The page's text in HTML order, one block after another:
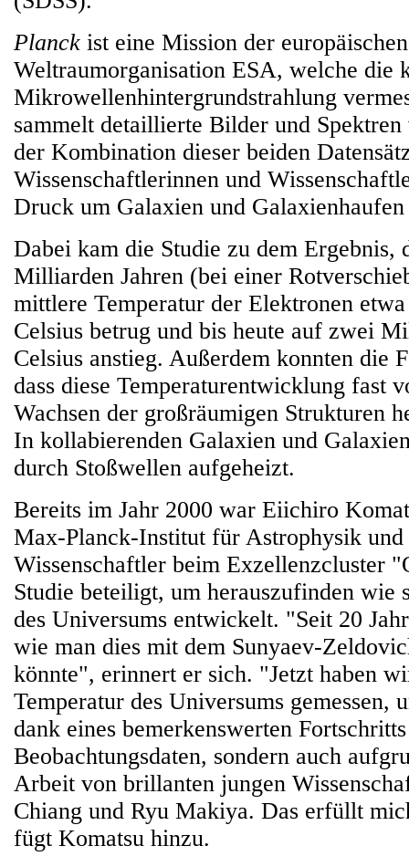
Planck ist eine Mission der europäischen
Weltraumorganisation ESA, welche die
Mikrowellenhintergrundstrahlung
sammelt detaillierte Bilder und
der Kombination dieser beiden
Wissenschaftlerinnen und
Druck um Galaxien und Galaxienhaufen
Dabei kam die Studie zu dem Ergebnis,
Milliarden Jahren (bei einer
mittlere Temperatur der Elektronen
Celsius betrug und bis heute auf zwei
Celsius anstieg. Außerdem konnten die
dass diese Temperaturentwicklung fast
Wachsen der großräumigen Strukturen
In kollabierenden Galaxien und
durch Stoßwellen aufgeheizt.
Bereits im Jahr 2000 war Eiichiro
Max-Planck-Institut für Astrophysik und
Wissenschaftler beim Exzellenzcluster
Studie beteiligt, um herauszufinden wie
des Universums entwickelt. "Seit 20
wie man dies mit dem Sunyaev-
könnte", erinnert er sich. "Jetzt haben
Temperatur des Universums gemessen,
dank eines bemerkenswerten
Beobachtungsdaten, sondern auch
Arbeit von brillanten jungen
Chiang und Ryu Makiya. Das erfüllt
fügt Komatsu hinzu.